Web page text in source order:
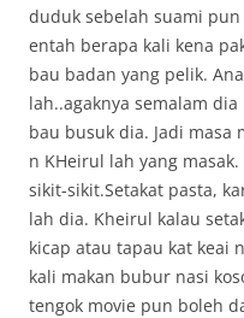
duduk sebelah suami
entah berapa kali kena
bau badan yang pelik.
lah..agaknya semalam
bau busuk dia. Jadi masa
n KHeirul lah yang
sikit-sikit.Setakat pasta,
lah dia. Kheirul kalau
kicap atau tapau kat keai
kali makan bubur nasi
tengok movie pun boleh